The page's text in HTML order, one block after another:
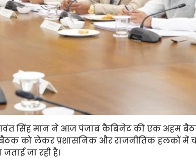
सिंह मान ने आज पंजाब कैबिनेट की एक अहम
को लेकर प्रशासनिक और राजनीतिक हलकों में
जा रही है।